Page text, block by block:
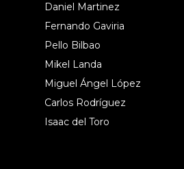
Daniel Martinez
Fernando Gaviria
Pello Bilbao
Mikel Landa
Miguel Ángel López
Carlos Rodríguez
Isaac del Toro